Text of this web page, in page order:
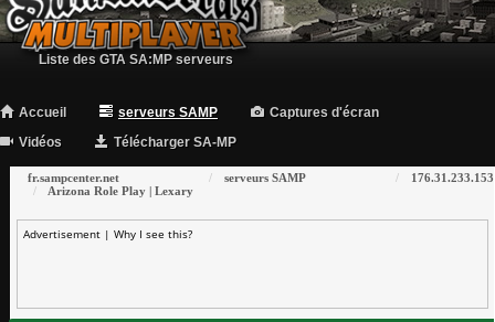
Liste des GTA SA:MP serveurs
Accueil serveurs SAMP
Captures d'écran
Vidéos
Télécharger SA-MP
fr.sampcenter.net serveurs SAMP
176.31.233.153
Arizona Role Play | Lexary
Advertisement | Why I see this?